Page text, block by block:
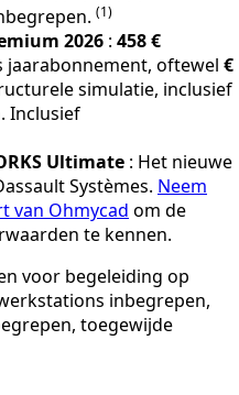
(1)
2026 : 458 €
jaarabonnement, oftewel €
simulatie, inclusief
Inclusief
Ultimate : Het nieuwe
Systèmes. Neem
van Ohmycad om de
te kennen.
voor begeleiding op
inbegrepen,
toegewijde